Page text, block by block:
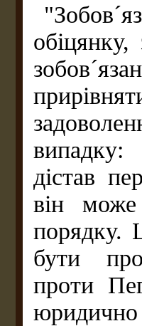
дістав
він
порядку.
бути
проти
юридично